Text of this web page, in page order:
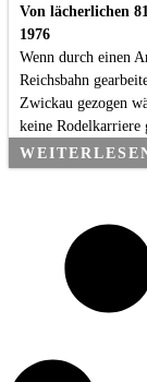
Von lächerlichen
1976
Wenn durch einen
Reichsbahn
Zwickau gezogen
keine Rodelkarriere